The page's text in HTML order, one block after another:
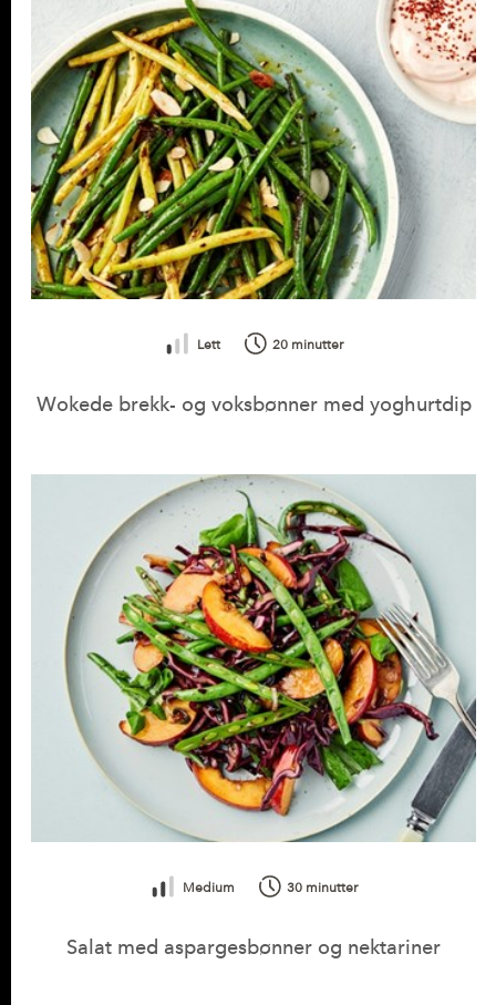
Lett 20 minutter
Wokede brekk- og voksbønner med yoghurtdip
Medium 30 minutter
Salat med aspargesbønner og nektariner